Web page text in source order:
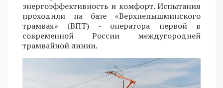
энергоэффективность и комфорт. Испытания
проходили на базе «Верхнепышминского
трамвая» (ВПТ) - оператора первой в
современной России междугородней
трамвайной линии.